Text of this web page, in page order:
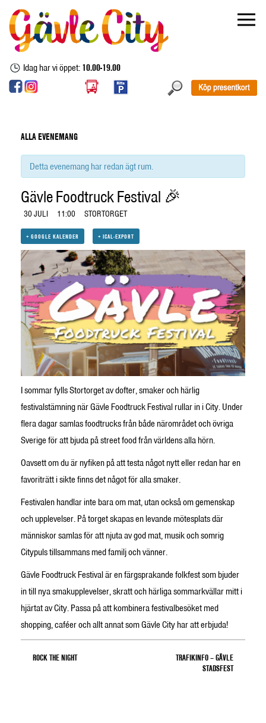
Idag har vi öppet:10.00-19.00
ALLA EVENEMANG
Detta evenemang har redan ägt rum.
Gävle Foodtruck Festival 🎉
30 JULI 11:00 STORTORGET
+ GOOGLE KALENDER + ICAL-EXPORT
I sommar fylls Stortorget av dofter, smaker och härlig
festivalstämning när Gävle Foodtruck Festival rullar in i City. Under
flera dagar samlas foodtrucks från både närområdet och övriga
Sverige för att bjuda på street food från världens alla hörn.
Oavsett om du är nyfiken på att testa något nytt eller redan har en
favoriträtt i sikte finns det något för alla smaker.
Festivalen handlar inte bara om mat, utan också om gemenskap
och upplevelser. På torget skapas en levande mötesplats där
människor samlas för att njuta av god mat, musik och somrig
Citypuls tillsammans med familj och vänner.
Gävle Foodtruck Festival är en färgsprakande folkfest som bjuder
in till nya smakupplevelser, skratt och härliga sommarkvällar mitt i
hjärtat av City. Passa på att kombinera festivalbesöket med
shopping, caféer och allt annat som Gävle City har att erbjuda!
ROCK THE NIGHT
TRAFIKINFO – GÄVLE
STADSFEST